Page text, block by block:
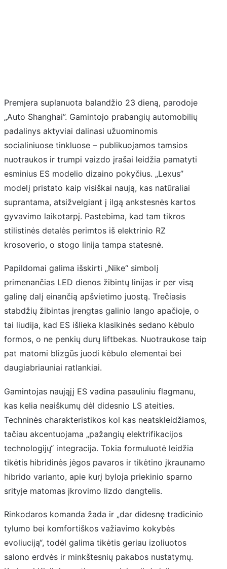
Premjera suplanuota balandžio 23 dieną, parodoje
„Auto Shanghai”. Gamintojo prabangių automobilių
padalinys aktyviai dalinasi užuominomis
socialiniuose tinkluose – publikuojamos tamsios
nuotraukos ir trumpi vaizdo įrašai leidžia pamatyti
esminius ES modelio dizaino pokyčius. „Lexus”
modelį pristato kaip visiškai naują, kas natūraliai
suprantama, atsižvelgiant į ilgą ankstesnės kartos
gyvavimo laikotarpį. Pastebima, kad tam tikros
stilistinės detalės perimtos iš elektrinio RZ
krosoverio, o stogo linija tampa statesnė.
Papildomai galima išskirti „Nike“ simbolį
primenančias LED dienos žibintų linijas ir per visą
galinę dalį einančią apšvietimo juostą. Trečiasis
stabdžių žibintas įrengtas galinio lango apačioje, o
tai liudija, kad ES išlieka klasikinės sedano kėbulo
formos, o ne penkių durų liftbekas. Nuotraukose taip
pat matomi blizgūs juodi kėbulo elementai bei
daugiabriauniai ratlankiai.
Gamintojas naująjį ES vadina pasauliniu flagmanu,
kas kelia neaiškumų dėl didesnio LS ateities.
Techninės charakteristikos kol kas neatskleidžiamos,
tačiau akcentuojama „pažangių elektrifikacijos
technologijų“ integracija. Tokia formuluotė leidžia
tikėtis hibridinės jėgos pavaros ir tikėtino įkraunamo
hibrido varianto, apie kurį byloja priekinio sparno
srityje matomas įkrovimo lizdo dangtelis.
Rinkodaros komanda žada ir „dar didesnę tradicinio
tylumo bei komfortiškos važiavimo kokybės
evoliuciją“, todėl galima tikėtis geriau izoliuotos
salono erdvės ir minkštesnių pakabos nustatymų.